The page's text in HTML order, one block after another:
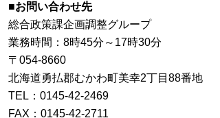
■お問い合わせ先
総合政策課企画調整グループ
業務時間：8時45分～17時30分
〒054-8660
北海道勇払郡むかわ町美幸2丁目88番地
TEL：0145-42-2469
FAX：0145-42-2711